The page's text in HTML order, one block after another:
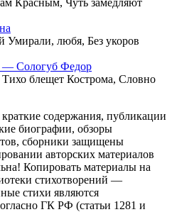
Умирали, любя, Без укоров
— Сологуб Федор
блещет Кострома, Словно
содержания, публикации
биографии, обзоры
сборники защищены
авторских материалов
Копировать материалы на
стихотворений —
стихи являются
ГК РФ (статьи 1281 и